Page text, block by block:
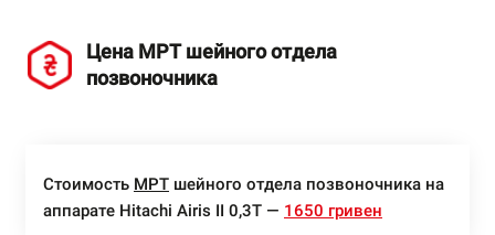
Цена МРТ шейного отдела
позвоночника
Стоимость МРТ шейного отдела позвоночника на
аппарате Hitachi Airis II 0,3Т — 1650 гривен